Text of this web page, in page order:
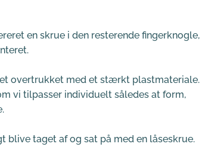
en skrue i den resterende fingerknogle,
overtrukket med et stærkt plastmateriale.
vi tilpasser individuelt således at form,
blive taget af og sat på med en låseskrue.